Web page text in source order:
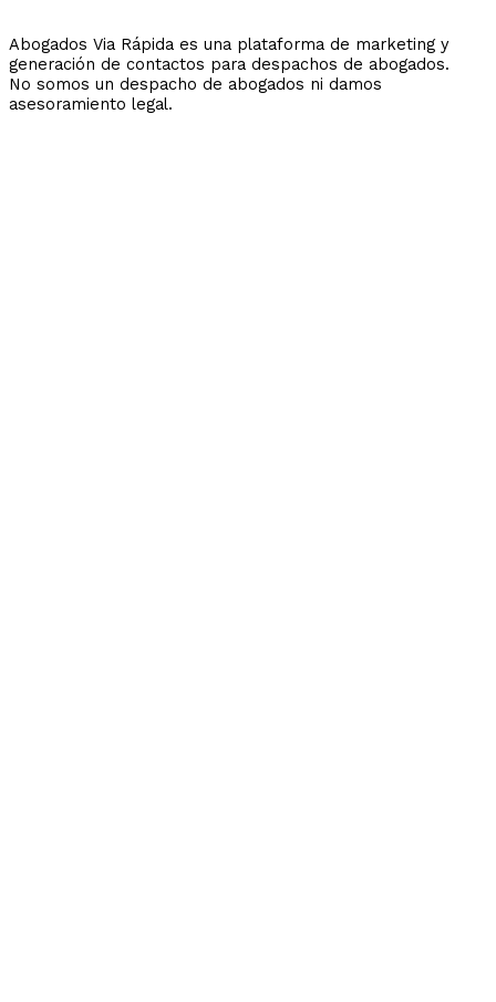
Abogados Via Rápida es una plataforma de marketing y
generación de contactos para despachos de abogados.
No somos un despacho de abogados ni damos
asesoramiento legal.